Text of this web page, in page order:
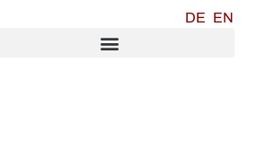
DE EN